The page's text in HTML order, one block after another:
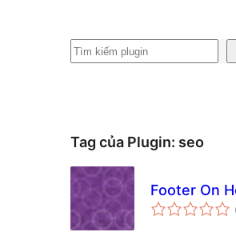
Tìm
Tag của Plugin: seo
Footer On